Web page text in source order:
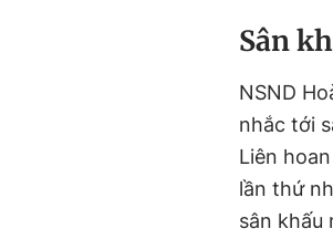
Sân
NSND
nhắc tới
Liên hoan
lần thứ
sân khấu